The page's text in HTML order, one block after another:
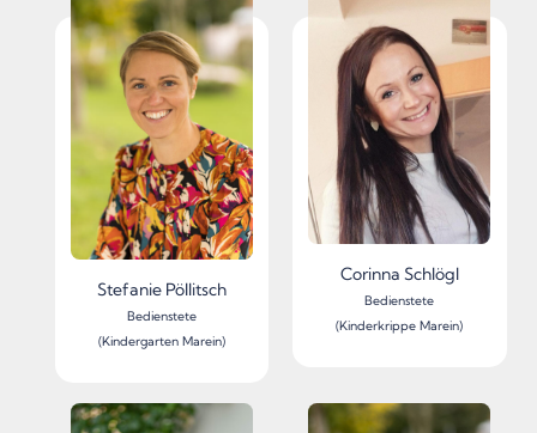
Stefanie Pöllitsch
Bedienstete
(Kindergarten Marein)
Corinna Schlögl
Bedienstete
(Kinderkrippe Marein)